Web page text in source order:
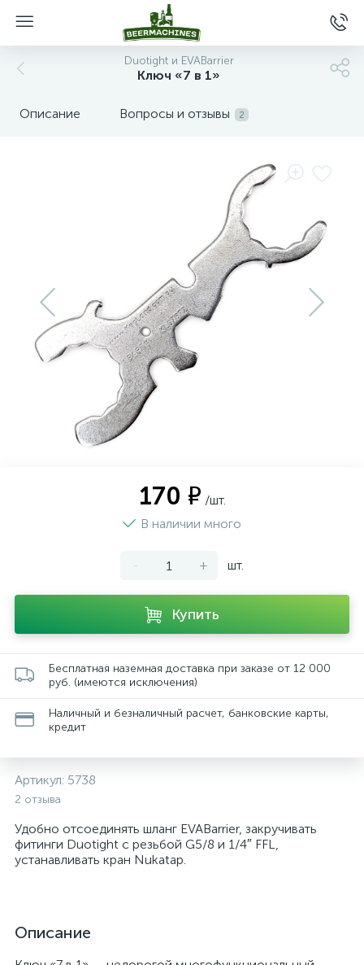
Duotight и EVABarrier
Ключ «7 в 1»
Описание Вопросы и отзывы 2
170 ₽ /шт.
В наличии много
- + шт.
Купить
Бесплатная наземная доставка при заказе от 12 000
руб. (имеются исключения)
Наличный и безналичный расчет, банковские карты,
кредит
Артикул: 5738
2 отзыва
Удобно отсоединять шланг EVABarrier, закручивать
фитинги Duotight с резьбой G5/8 и 1/4″ FFL,
устанавливать кран Nukatap.
Описание